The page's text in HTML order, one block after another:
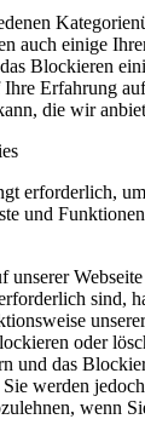
auch einige
Blockieren
Erfahrung
die wir
erforderlich,
und
unserer
sind,
oder
und das
werden
wenn